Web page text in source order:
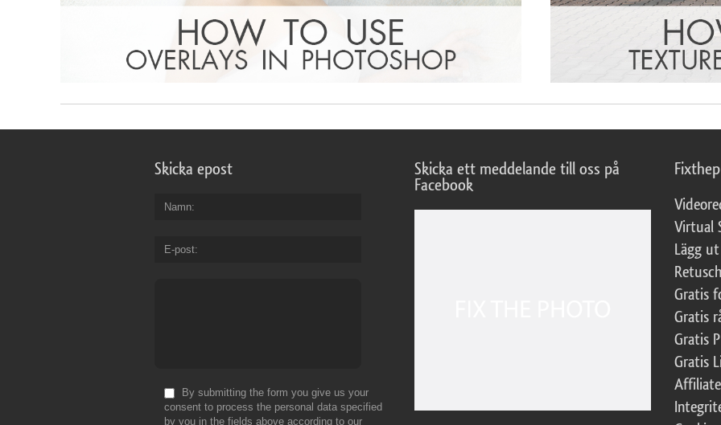
Skicka epost
Namn
E-post
By submitting the form you give us your
consent to process the personal data specified
by you in the fields above according to our
Skicka ett meddelande till oss på
Facebook
Virtual
Lägg
Gratis
Gratis
Gratis
Gratis